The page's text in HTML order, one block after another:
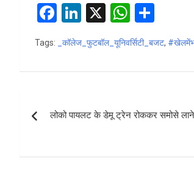
F
ce
b
o
Li
ke
dI
X
W
h
at
s
p
ar
e
Tags: _कॉलेज_फुटबॉल_यूनिवर्सिटी_बजट,
navigation
लोको पायलट के डेमू ट्रेन रोककर समोसे